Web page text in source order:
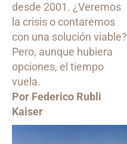
desde 2001. ¿Veremos
la crisis o contaremos
con una solución viable?
Pero, aunque hubiera
opciones, el tiempo
vuela.
Por Federico Rubli
Kaiser